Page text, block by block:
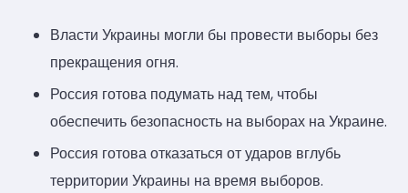
Власти Украины могли бы провести выборы без
прекращения огня.
Россия готова подумать над тем, чтобы
обеспечить безопасность на выборах на Украине.
Россия готова отказаться от ударов вглубь
территории Украины на время выборов.